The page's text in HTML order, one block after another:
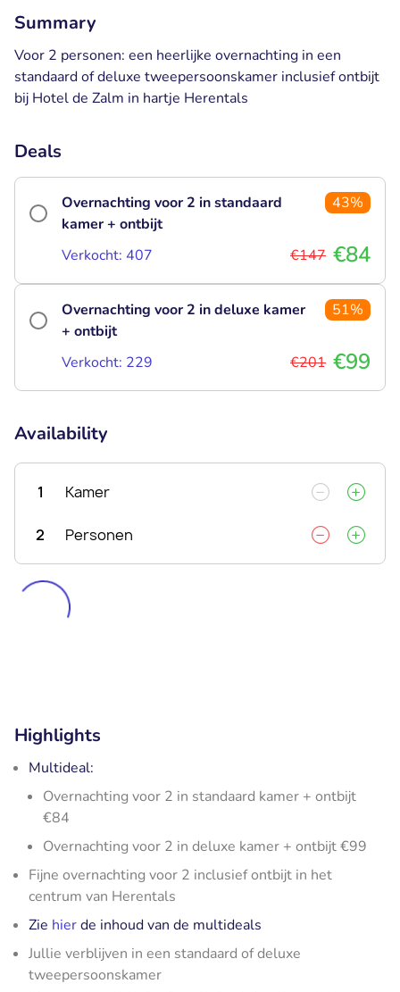
Summary
Voor 2 personen: een heerlijke overnachting in een
standaard of deluxe tweepersoonskamer inclusief ontbijt
bij Hotel de Zalm in hartje Herentals
Deals
Overnachting voor 2 in standaard
kamer + ontbijt
43%
Verkocht: 407 €147 €84
Overnachting voor 2 in deluxe kamer
+ ontbijt
51%
Verkocht: 229 €201 €99
Availability
1 Kamer
2 Personen
Highlights
Multideal:
Overnachting voor 2 in standaard kamer + ontbijt
€84
Overnachting voor 2 in deluxe kamer + ontbijt €99
Fijne overnachting voor 2 inclusief ontbijt in het
centrum van Herentals
Zie hierde inhoud van de multideals
Jullie verblijven in een standaard of deluxe
tweepersoonskamer